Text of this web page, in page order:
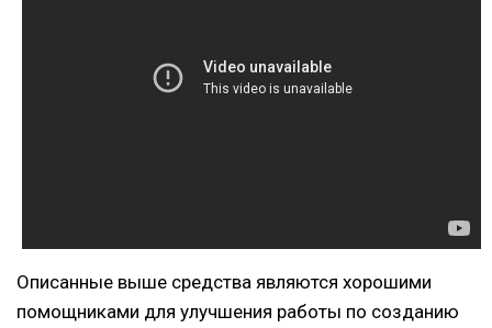
Описанные выше средства являются хорошими
помощниками для улучшения работы по созданию